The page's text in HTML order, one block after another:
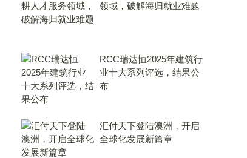
领域，破解海归就业难题
RCC瑞达恒2025年建筑行
业十大系列评选，结果公
布
汇付天下登陆澳洲，开启
全球化发展新篇章